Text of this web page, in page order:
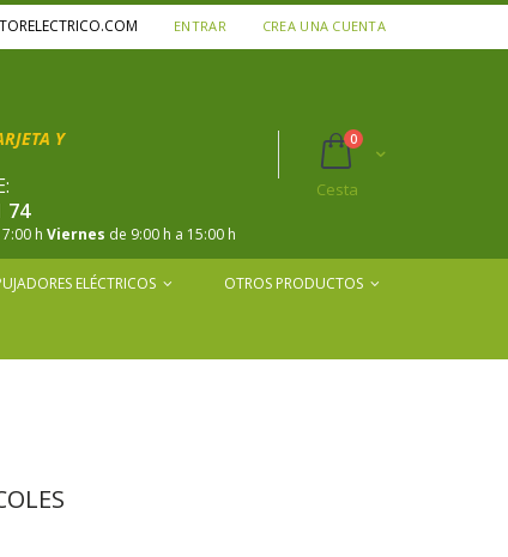
ENTRAR CREA UNA CUENTA
Cart
0productos
Cesta
Y
74
h Viernes de 9:00 h a 15:00 h
ELÉCTRICOS OTROS PRODUCTOS